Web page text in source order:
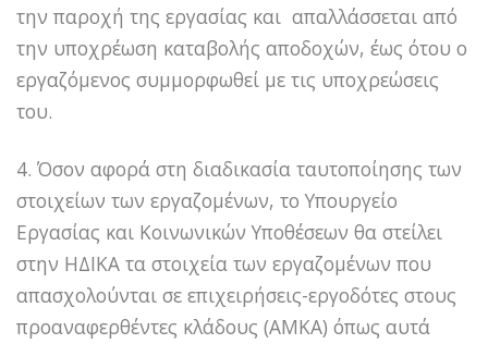
την παροχή της εργασίας και απαλλάσσεται από
την υποχρέωση καταβολής αποδοχών, έως ότου ο
εργαζόμενος συμμορφωθεί με τις υποχρεώσεις
του.
4. Όσον αφορά στη διαδικασία ταυτοποίησης των
στοιχείων των εργαζομένων, το Υπουργείο
Εργασίας και Κοινωνικών Υποθέσεων θα στείλει
στην ΗΔΙΚΑ τα στοιχεία των εργαζομένων που
απασχολούνται σε επιχειρήσεις-εργοδότες στους
προαναφερθέντες κλάδους (ΑΜΚΑ) όπως αυτά